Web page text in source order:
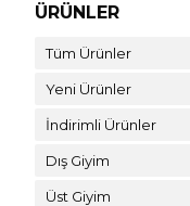
ÜRÜNLER
Tüm Ürünler
Yeni Ürünler
İndirimli Ürünler
Dış Giyim
Üst Giyim